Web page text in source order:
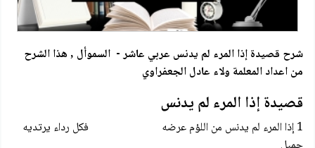
شرح قصيدة إذا المرء لم يدنس عربي عاشر - السموأل , هذا الشرح
من اعداد المعلمة ولاء عادل الجعفراوي
قصيدة إذا المرء لم يدنس
1 إذا المرء لم يدنس من اللؤم عرضه فكل رداء يرتديه